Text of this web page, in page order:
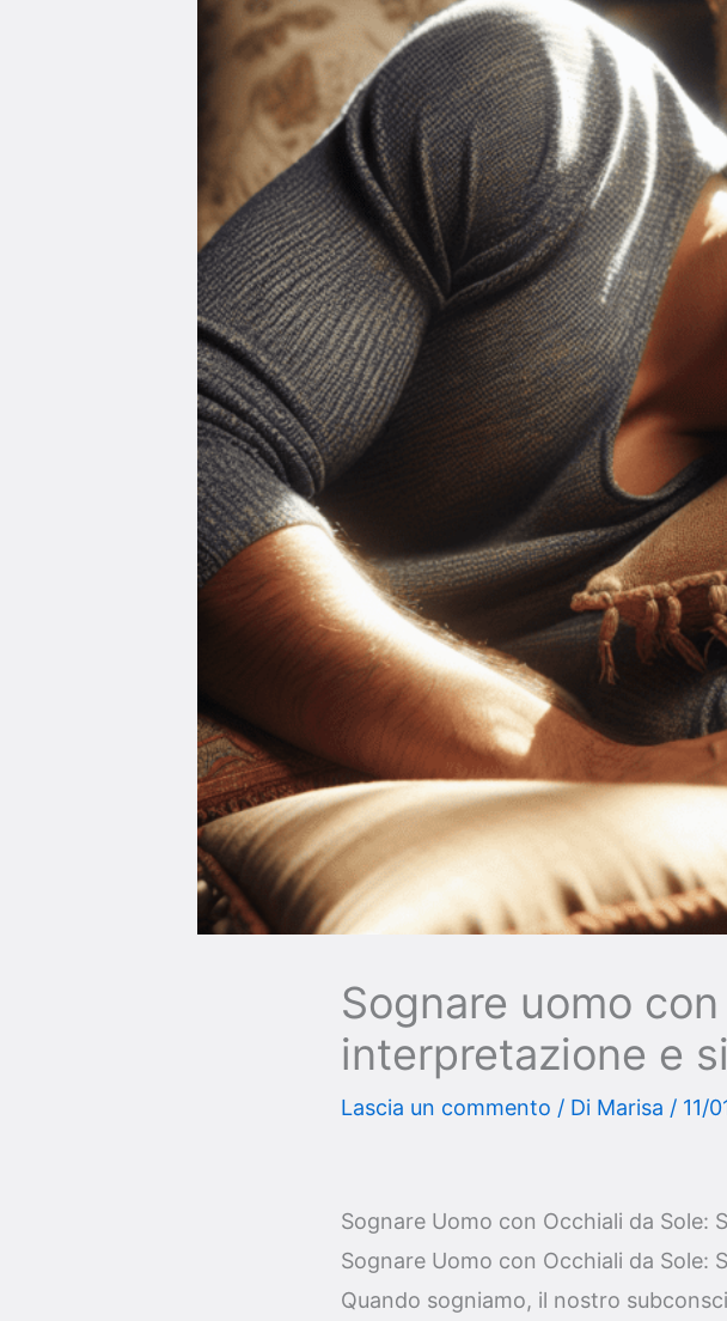
Sognare uomo
interpretazione e
Lascia un commento / Di Marisa / 11/
Sognare Uomo con Occhiali da Sole:
Sognare Uomo con Occhiali da Sole:
Quando sogniamo, il nostro